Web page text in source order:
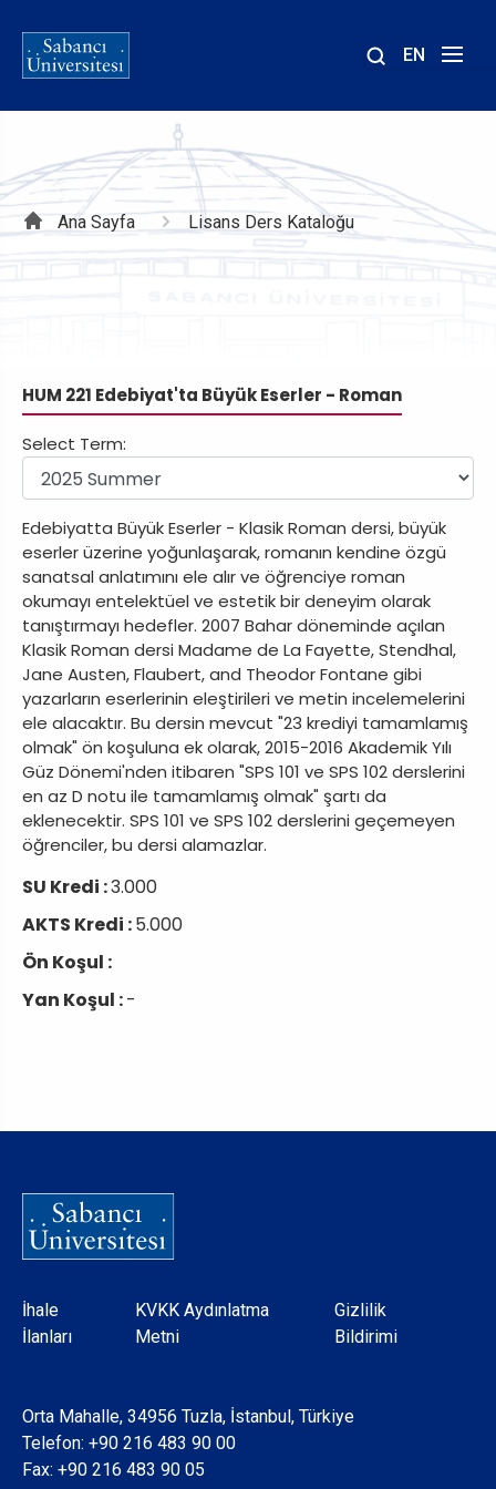
EN
Sayfa
Ana Sayfa Lisans Ders Kataloğu
HUM 221 Edebiyat'ta Büyük Eserler - Roman
Select Term:
Edebiyatta Büyük Eserler - Klasik Roman dersi, büyük
eserler üzerine yoğunlaşarak, romanın kendine özgü
sanatsal anlatımını ele alır ve öğrenciye roman
okumayı entelektüel ve estetik bir deneyim olarak
tanıştırmayı hedefler. 2007 Bahar döneminde açılan
Klasik Roman dersi Madame de La Fayette, Stendhal,
Jane Austen, Flaubert, and Theodor Fontane gibi
yazarların eserlerinin eleştirileri ve metin incelemelerini
ele alacaktır. Bu dersin mevcut "23 krediyi tamamlamış
olmak" ön koşuluna ek olarak, 2015-2016 Akademik Yılı
Güz Dönemi'nden itibaren "SPS 101 ve SPS 102 derslerini
en az D notu ile tamamlamış olmak" şartı da
eklenecektir. SPS 101 ve SPS 102 derslerini geçemeyen
öğrenciler, bu dersi alamazlar.
SU Kredi :3.000
AKTS Kredi :5.000
Ön Koşul :
Yan Koşul :-
Dipnot
İhale
İlanları
KVKK Aydınlatma
Metni
Gizlilik
Bildirimi
Orta Mahalle, 34956 Tuzla, İstanbul, Türkiye
Telefon: +90 216 483 90 00
Fax: +90 216 483 90 05